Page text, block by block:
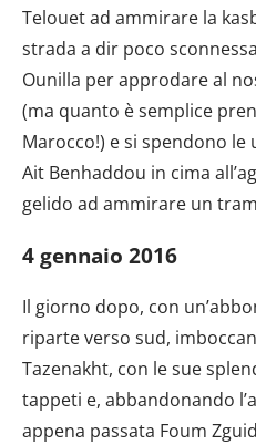
Telouet ad ammirare la
strada a dir poco
Ounilla per approdare al
(ma quanto è semplice
Marocco!) e si spendono
Ait Benhaddou in cima
gelido ad ammirare un
4 gennaio 2016
Il giorno dopo, con
riparte verso sud,
Tazenakht, con le sue
tappeti e, abbandonando
appena passata Foum